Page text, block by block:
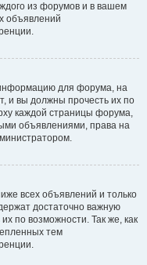
из форумов и в вашем
объявлений
для форума, на
и вы должны прочесть их по
каждой страницы форума,
объявлениями, права на
всех объявлений и только
достаточно важную
по возможности. Так же, как
тем